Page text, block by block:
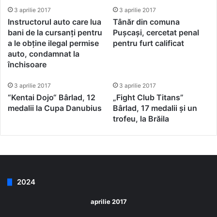
5 la Evaluarea Națională!
3 aprilie 2017
Instructorul auto care lua
bani de la cursanți pentru
a le obține ilegal permise
auto, condamnat la
închisoare
3 aprilie 2017
Tânăr din comuna
Pușcași, cercetat penal
pentru furt calificat
3 aprilie 2017
“Kentai Dojo“ Bârlad, 12
medalii la Cupa Danubius
3 aprilie 2017
„Fight Club Titans”
Bârlad, 17 medalii și un
trofeu, la Brăila
2024
aprilie 2017